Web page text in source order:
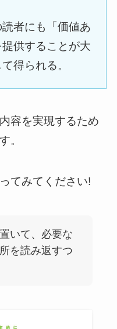
者にも「価値あ
供することが大
得られる。
容を実現するため
。
てみてください!
いて、必要な
を読み返すつ